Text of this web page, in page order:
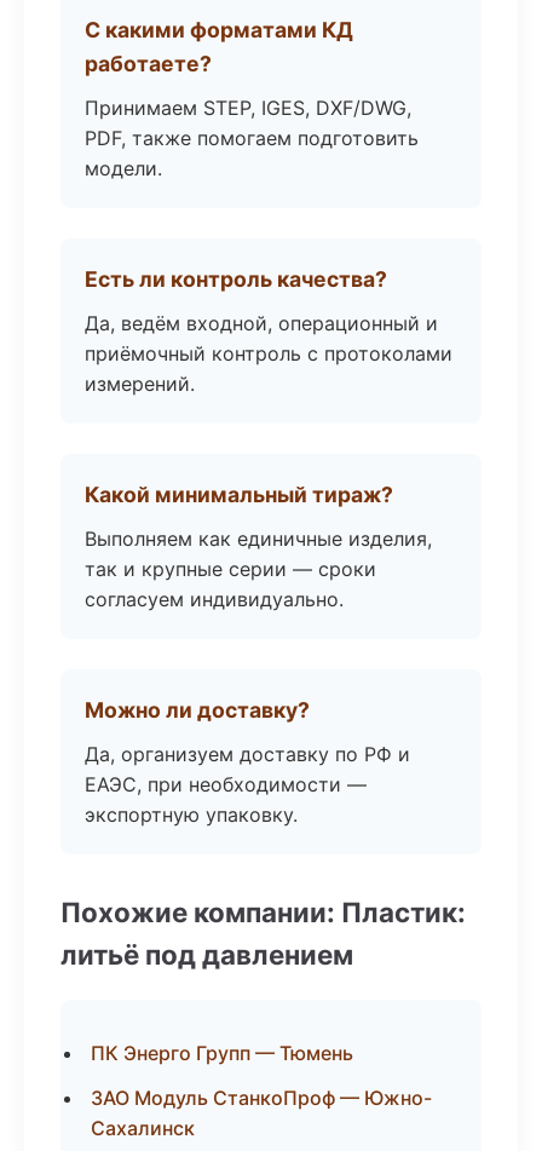
С какими форматами КД
работаете?
Принимаем STEP, IGES, DXF/DWG,
PDF, также помогаем подготовить
модели.
Есть ли контроль качества?
Да, ведём входной, операционный и
приёмочный контроль с протоколами
измерений.
Какой минимальный тираж?
Выполняем как единичные изделия,
так и крупные серии — сроки
согласуем индивидуально.
Можно ли доставку?
Да, организуем доставку по РФ и
ЕАЭС, при необходимости —
экспортную упаковку.
Похожие компании: Пластик:
литьё под давлением
ПК Энерго Групп — Тюмень
ЗАО Модуль СтанкоПроф — Южно-
Сахалинск